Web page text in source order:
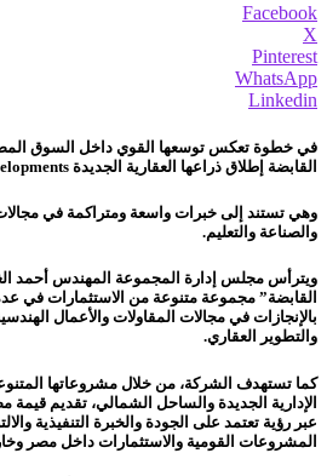
Facebook
X
Pinterest
WhatsApp
Linkedin
في خطوة تعكس توسعها القوي داخل السوق
القابضة إطلاق ذراعها العقارية الجديدة ON Developments.
وهي تستند إلى خبرات واسعة ومتراكمة في مجالات
والصناعة والتعليم.
ويترأس مجلس إدارة المجموعة المهندس أحمد
القابضة” مجموعة متنوعة من الاستثمارات في
بالإنجازات في مجالات المقاولات والأعمال
والتطوير العقاري.
كما تستهدف الشركة، من خلال مشروعاتها
الإدارية الجديدة والساحل الشمالي، تقديم قيمة
عبر رؤية تعتمد على الجودة والخبرة التنفيذية
المشروعات القومية والاستثمارات داخل مصر